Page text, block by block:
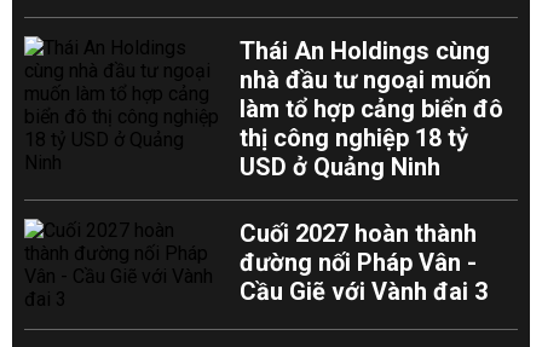
Thái An Holdings cùng
nhà đầu tư ngoại muốn
làm tổ hợp cảng biển đô
thị công nghiệp 18 tỷ
USD ở Quảng Ninh
Cuối 2027 hoàn thành
đường nối Pháp Vân -
Cầu Giẽ với Vành đai 3